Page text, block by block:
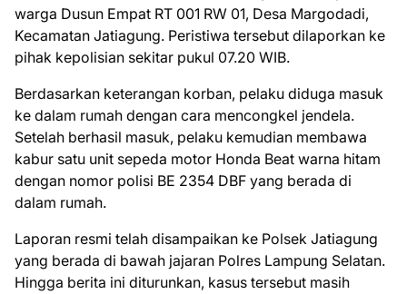
warga Dusun Empat RT 001 RW 01, Desa Margodadi,
Kecamatan Jatiagung. Peristiwa tersebut dilaporkan ke
pihak kepolisian sekitar pukul 07.20 WIB.
Berdasarkan keterangan korban, pelaku diduga masuk
ke dalam rumah dengan cara mencongkel jendela.
Setelah berhasil masuk, pelaku kemudian membawa
kabur satu unit sepeda motor Honda Beat warna hitam
dengan nomor polisi BE 2354 DBF yang berada di
dalam rumah.
Laporan resmi telah disampaikan ke Polsek Jatiagung
yang berada di bawah jajaran Polres Lampung Selatan.
Hingga berita ini diturunkan, kasus tersebut masih